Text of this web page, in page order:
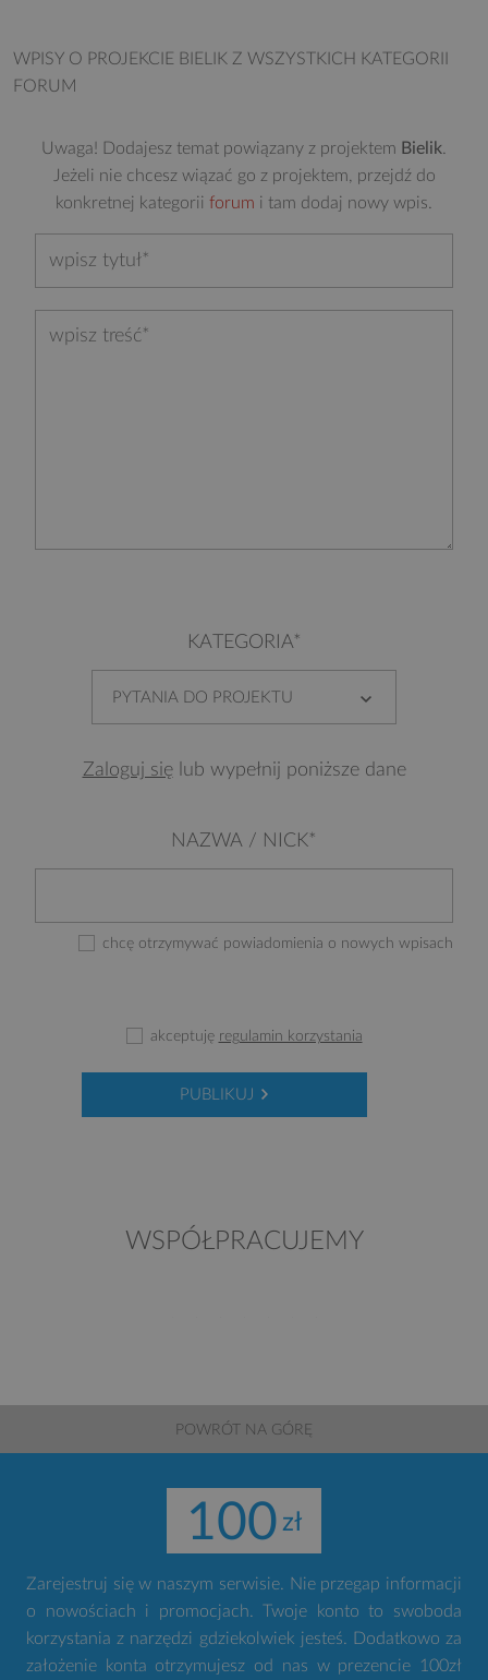
WPISY O PROJEKCIE BIELIK Z WSZYSTKICH KATEGORII
FORUM
Uwaga! Dodajesz temat powiązany z projektem Bielik
Jeżeli nie chcesz wiązać go z projektem, przejdź do
konkretnej kategorii forum i tam dodaj nowy wpis.
KATEGORIA*
PYTANIA DO PROJEKTU
Zaloguj sięlub wypełnij poniższe dane
NAZWA / NICK*
chcę otrzymywać powiadomienia o nowych wpisach
akceptuję regulamin korzystania
PUBLIKUJ
WSPÓŁPRACUJEMY
POWRÓT NA GÓRĘ
100
Zarejestruj się w naszym serwisie. Nie przegap informacji
o nowościach i promocjach. Twoje konto to swoboda
korzystania z narzędzi gdziekolwiek jesteś. Dodatkowo za
założenie konta otrzymujesz od nas w prezencie 100zł